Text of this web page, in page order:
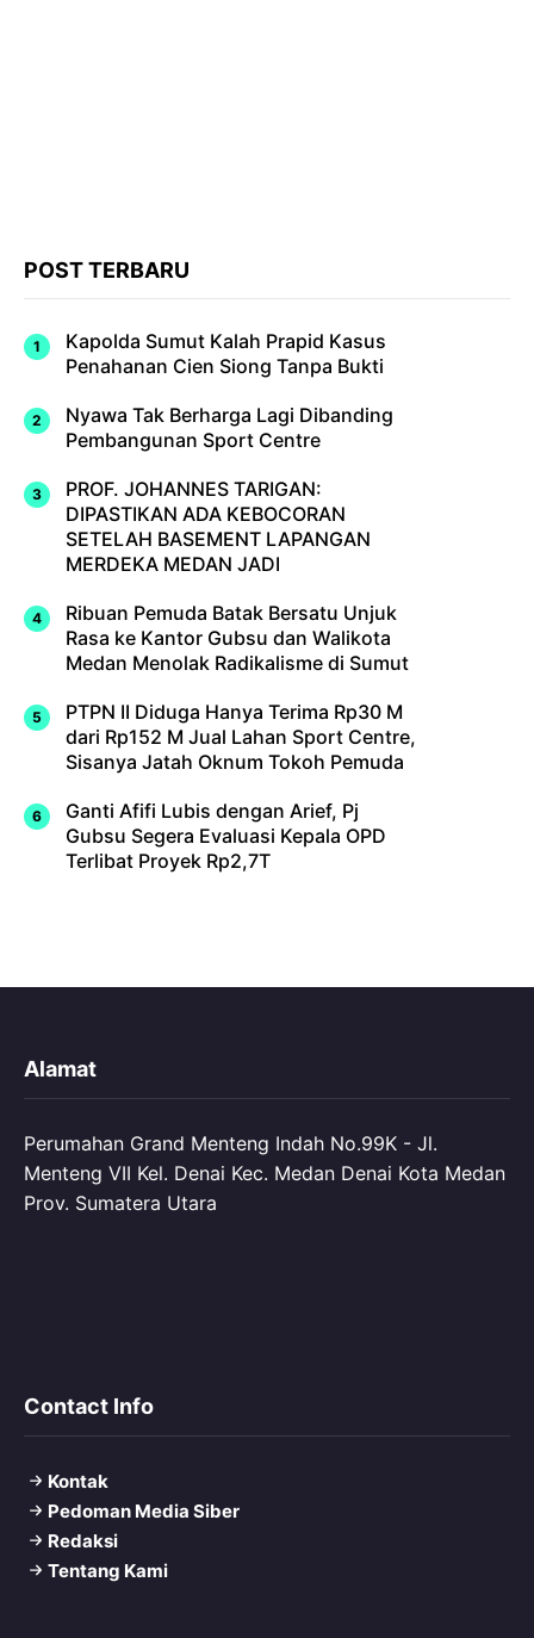
POST TERBARU
Kapolda Sumut Kalah Prapid Kasus
Penahanan Cien Siong Tanpa Bukti
Nyawa Tak Berharga Lagi Dibanding
Pembangunan Sport Centre
PROF. JOHANNES TARIGAN:
DIPASTIKAN ADA KEBOCORAN
SETELAH BASEMENT LAPANGAN
MERDEKA MEDAN JADI
Ribuan Pemuda Batak Bersatu Unjuk
Rasa ke Kantor Gubsu dan Walikota
Medan Menolak Radikalisme di Sumut
PTPN II Diduga Hanya Terima Rp30 M
dari Rp152 M Jual Lahan Sport Centre,
Sisanya Jatah Oknum Tokoh Pemuda
Ganti Afifi Lubis dengan Arief, Pj
Gubsu Segera Evaluasi Kepala OPD
Terlibat Proyek Rp2,7T
Alamat
Perumahan Grand Menteng Indah No.99K - Jl.
Menteng VII Kel. Denai Kec. Medan Denai Kota Medan
Prov. Sumatera Utara
Contact Info
Kontak
Pedoman Media Siber
Redaksi
Tentang Kami